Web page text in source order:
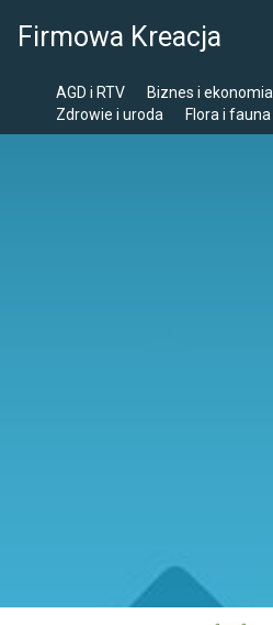
Firmowa Kreacja
AGD i RTV Biznes i ekonomia
Zdrowie i uroda
Flora i fauna